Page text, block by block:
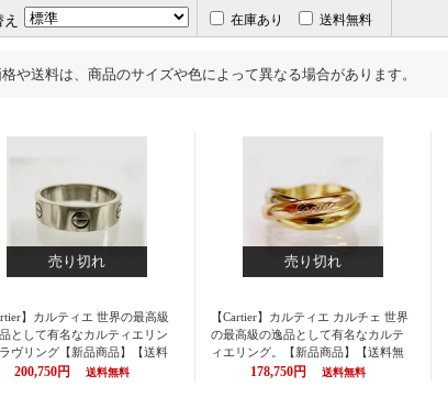
在庫あり 送料無料
や送料は、商品のサイズや色によって異なる場合があります。
売り切れ 売り切れ
】カルティエ 世界の最高級
として有名なカルティエリン
ヴリング【新品商品】【送料
カルティエ（CARTIER カルチ
200,750円 送料無料
【Cartier】カルティエ カルチェ 世界
の最高級の逸品として有名なカルテ
ィエリング。【新品商品】【送料無
料】 カルティエ （CARTIER カルチ
178,750円 送料無料